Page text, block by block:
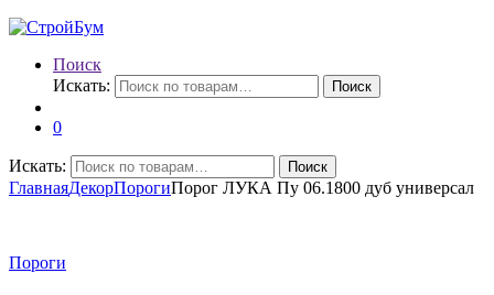
Поиск
Искать:
Поиск
0
Искать: Поиск
ГлавнаяДекорПорогиПорог ЛУКА Пу 06.1800 дуб универсал
Пороги